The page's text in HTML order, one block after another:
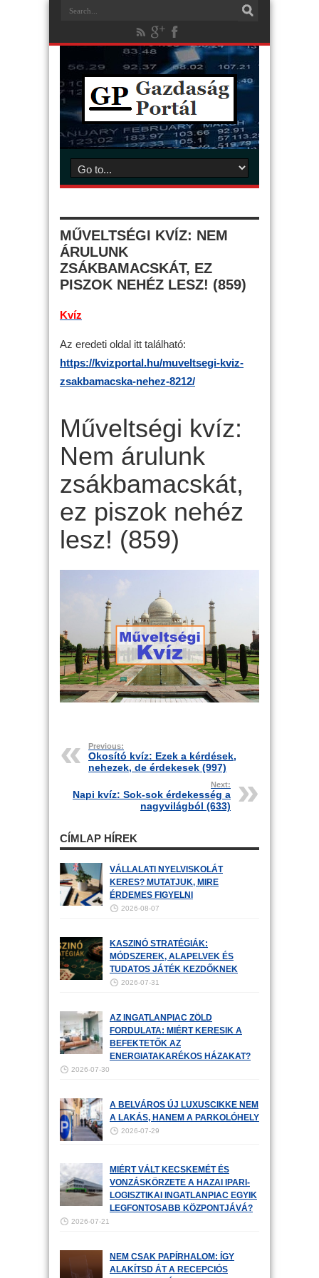
MŰVELTSÉGI KVÍZ: NEM
ÁRULUNK
ZSÁKBAMACSKÁT, EZ
PISZOK NEHÉZ LESZ! (859)
Kvíz
Az eredeti oldal itt található:
https://kvizportal.hu/muveltsegi-kviz-
zsakbamacska-nehez-8212/
Műveltségi kvíz:
Nem árulunk
zsákbamacskát,
ez piszok nehéz
lesz! (859)
Previous:
Okosító kvíz: Ezek a kérdések,
nehezek, de érdekesek (997)
Next:
Napi kvíz: Sok-sok érdekesség a
nagyvilágból (633)
CÍMLAP HÍREK
VÁLLALATI NYELVISKOLÁT
KERES? MUTATJUK, MIRE
ÉRDEMES FIGYELNI
2026-08-07
KASZINÓ STRATÉGIÁK:
MÓDSZEREK, ALAPELVEK ÉS
TUDATOS JÁTÉK KEZDŐKNEK
2026-07-31
AZ INGATLANPIAC ZÖLD
FORDULATA: MIÉRT KERESIK A
BEFEKTETŐK AZ
ENERGIATAKARÉKOS HÁZAKAT?
2026-07-30
A BELVÁROS ÚJ LUXUSCIKKE NEM
A LAKÁS, HANEM A PARKOLÓHELY
2026-07-29
MIÉRT VÁLT KECSKEMÉT ÉS
VONZÁSKÖRZETE A HAZAI IPARI-
LOGISZTIKAI INGATLANPIAC EGYIK
LEGFONTOSABB KÖZPONTJÁVÁ?
2026-07-21
NEM CSAK PAPÍRHALOM: ÍGY
ALAKÍTSD ÁT A RECEPCIÓS